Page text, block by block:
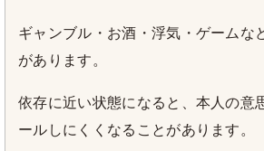
ギャンブル・お酒・浮気・ゲームな
があります。
依存に近い状態になると、本人の意
ールしにくくなることがあります。